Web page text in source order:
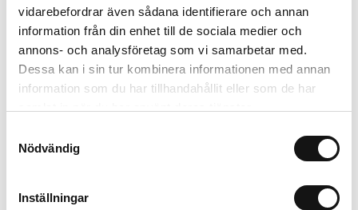
vidarebefordrar även sådana identifierare och annan
information från din enhet till de sociala medier och
annons- och analysföretag som vi samarbetar med.
Dessa kan i sin tur kombinera informationen med annan
information som du har tillhandahållit eller som de har
Nödvändig
Inställningar
35 kr